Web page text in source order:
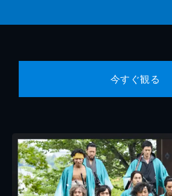
今すぐ観る